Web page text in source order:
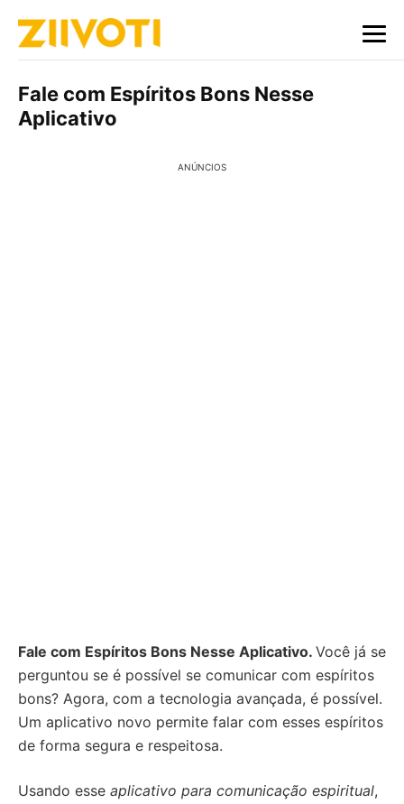
Fale com Espíritos Bons Nesse
Aplicativo
ANÚNCIOS
Fale com Espíritos Bons Nesse Aplicativo. Você já se
perguntou se é possível se comunicar com espíritos
bons? Agora, com a tecnologia avançada, é possível.
Um aplicativo novo permite falar com esses espíritos
de forma segura e respeitosa.
Usando esse aplicativo para comunicação espiritual,